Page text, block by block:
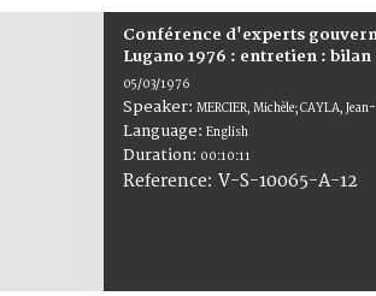
Conférence d'experts
Lugano 1976 : entretien :
05/03/1976
Speaker:MERCIER, Michèle; CAYLA,
Language:English
Duration: 00:10:11
Reference:V-S-10065-A-12